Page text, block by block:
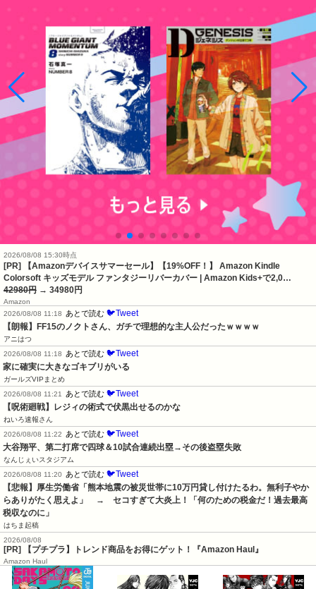
2026/08/08 15:30時点
[PR] 【Amazonデバイスサマーセール】【19%OFF！】 Amazon Kindle
Colorsoft キッズモデル ファンタジーリバーカバー | Amazon Kids+で2,0…
42980円 → 34980円
Amazon
2026/08/08 11:18 あとで読む 🐦Tweet
【朗報】FF15のノクトさん、ガチで理想的な主人公だったｗｗｗｗ
アニはつ
2026/08/08 11:18 あとで読む 🐦Tweet
家に確実に大きなゴキブリがいる
ガールズVIPまとめ
2026/08/08 11:21 あとで読む 🐦Tweet
【呪術廻戦】レジィの術式で伏黒出せるのかな
ねいろ速報さん
2026/08/08 11:22 あとで読む 🐦Tweet
大谷翔平、第二打席で四球＆10試合連続出塁→その後盗塁失敗
なんじぇいスタジアム
2026/08/08 11:20 あとで読む 🐦Tweet
【悲報】厚生労働省「熊本地震の被災世帯に10万円貸し付けたるわ。無利子やか
らありがたく思えよ」　→　セコすぎて大炎上！「何のための税金だ！過去最高
税収なのに」
はちま起稿
2026/08/08
[PR] 【プチプラ】トレンド商品をお得にゲット！『Amazon Haul』
Amazon Haul